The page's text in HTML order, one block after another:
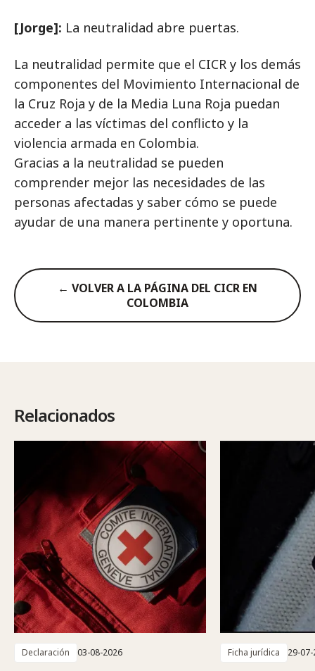
[Jorge]: La neutralidad abre puertas.
La neutralidad permite que el CICR y los demás
componentes del Movimiento Internacional de
la Cruz Roja y de la Media Luna Roja puedan
acceder a las víctimas del conflicto y la
violencia armada en Colombia.
Gracias a la neutralidad se pueden
comprender mejor las necesidades de las
personas afectadas y saber cómo se puede
ayudar de una manera pertinente y oportuna.
← VOLVER A LA PÁGINA DEL CICR EN
COLOMBIA
Relacionados
Declaración 03-08-2026 Ficha jurídica 29-